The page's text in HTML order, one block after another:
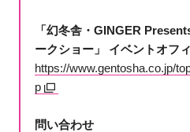
「幻冬舎・GINGER
ークショー」 イベントオフ
https://www.gentosha.co.jp/
p
問い合わせ